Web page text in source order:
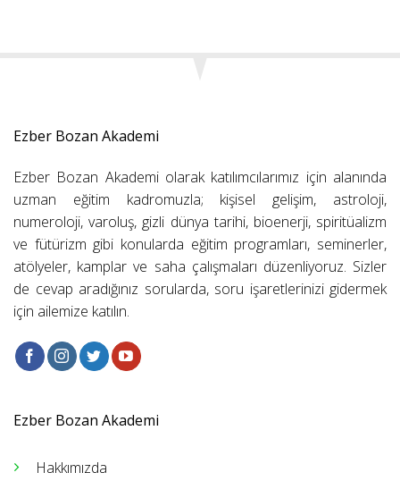
Ezber Bozan Akademi
Ezber Bozan Akademi olarak katılımcılarımız için alanında
uzman eğitim kadromuzla; kişisel gelişim, astroloji,
numeroloji, varoluş, gizli dünya tarihi, bioenerji, spiritüalizm
ve fütürizm gibi konularda eğitim programları, seminerler,
atölyeler, kamplar ve saha çalışmaları düzenliyoruz. Sizler
de cevap aradığınız sorularda, soru işaretlerinizi gidermek
için ailemize katılın.
Ezber Bozan Akademi
Hakkımızda